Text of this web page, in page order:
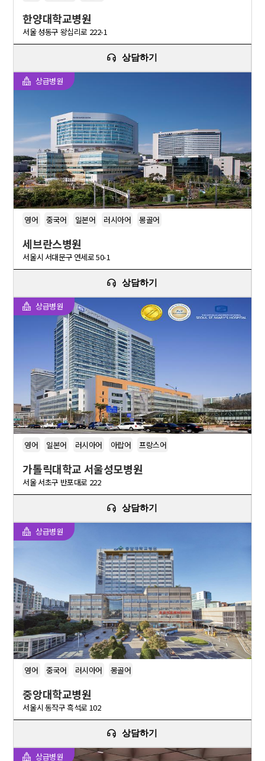
한양대학교병원
서울 성동구 왕십리로 222-1
상담하기
상급병원
영어 중국어 일본어 러시아어 몽골어
세브란스병원
서울시 서대문구 연세로 50-1
상담하기
상급병원
영어 일본어 러시아어 아랍어 프랑스어
가톨릭대학교 서울성모병원
서울 서초구 반포대로 222
상담하기
상급병원
영어 중국어 러시아어 몽골어
중앙대학교병원
서울시 동작구 흑석로 102
상담하기
상급병원